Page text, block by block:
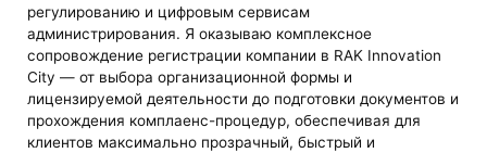
регулированию и цифровым сервисам
администрирования. Я оказываю комплексное
сопровождение регистрации компании в RAK Innovation
City — от выбора организационной формы и
лицензируемой деятельности до подготовки документов и
прохождения комплаенс-процедур, обеспечивая для
клиентов максимально прозрачный, быстрый и